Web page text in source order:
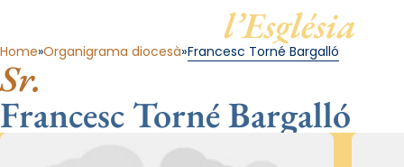
l’Església
Home Organigrama diocesà Francesc Torné Bargalló
Sr.
Francesc Torné Bargalló